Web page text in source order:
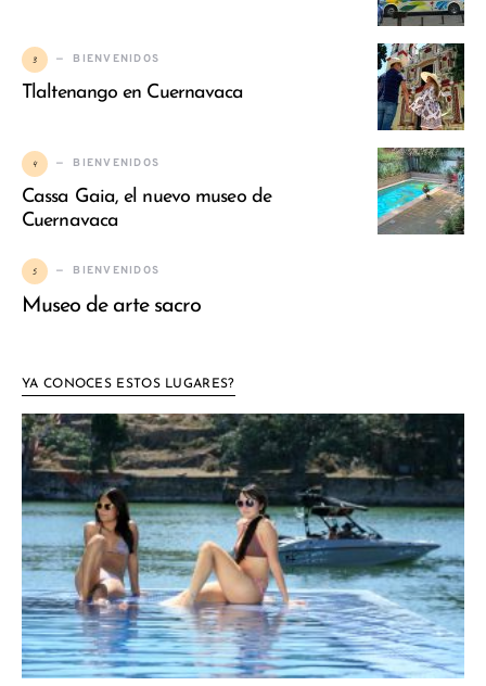
3 BIENVENIDOS
Tlaltenango en Cuernavaca
4 BIENVENIDOS
Cassa Gaia, el nuevo museo de
Cuernavaca
5 BIENVENIDOS
Museo de arte sacro
YA CONOCES ESTOS LUGARES?